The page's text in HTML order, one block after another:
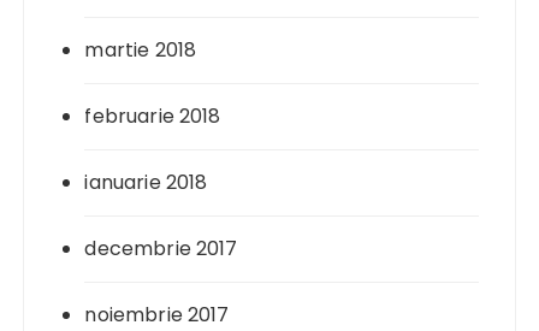
martie 2018
februarie 2018
ianuarie 2018
decembrie 2017
noiembrie 2017